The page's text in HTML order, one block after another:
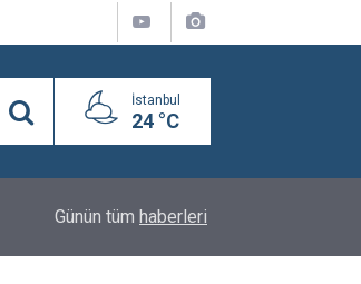
İstanbul
24 °C
BEYLİKDÜZÜ’NDE YAZ SPOR KURSLARI TÜM
Günün tüm haberleri